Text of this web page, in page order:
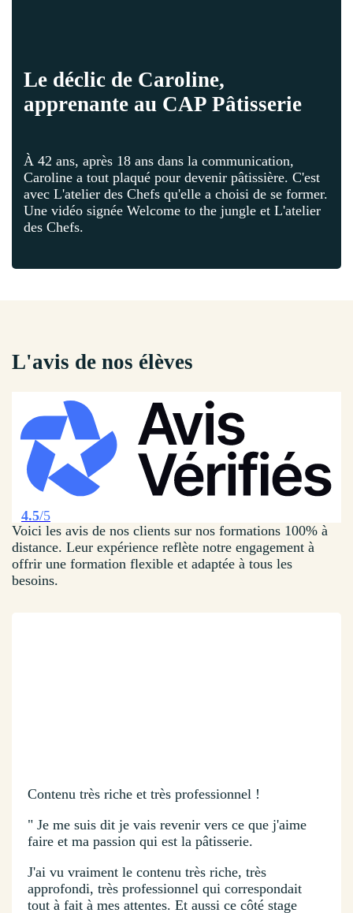
Le déclic de Caroline,
apprenante au CAP Pâtisserie
À 42 ans, après 18 ans dans la communication,
Caroline a tout plaqué pour devenir pâtissière. C'est
avec L'atelier des Chefs qu'elle a choisi de se former.
Une vidéo signée Welcome to the jungle et L'atelier
des Chefs.
L'avis de nos élèves
4.5/5
Voici les avis de nos clients sur nos formations 100% à
distance. Leur expérience reflète notre engagement à
offrir une formation flexible et adaptée à tous les
besoins.
Contenu très riche et très professionnel !
" Je me suis dit je vais revenir vers ce que j'aime
faire et ma passion qui est la pâtisserie.
J'ai vu vraiment le contenu très riche, très
approfondi, très professionnel qui correspondait
tout à fait à mes attentes. Et aussi ce côté stage